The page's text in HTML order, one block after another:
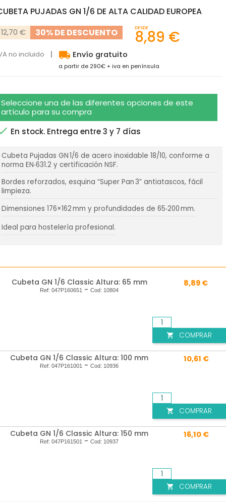
PUJADAS GN 1/6 DE ALTA CALIDAD EUROPEA
12,70 € 30% DE DESCUENTO DESDE
8,89 €
no incluido local_shipping Envío gratuito
a partir de 290€ + iva en península
Seleccione una de las diferentes opciones de este
artículo para su compra
En stock. Entrega entre 3 y 7 días
Cubeta Pujadas GN 1/6 de acero inoxidable 18/10, conforme a
norma EN‑631.2 y certificación NSF.
Bordes reforzados, esquina “Super Pan 3” antiatascos, fácil
limpieza.
Dimensiones 176×162 mm y profundidades de 65‑200 mm.
Ideal para hostelería profesional.
Cubeta GN 1/6 Classic Altura: 65 mm
Ref: 047P160651 - Cod: 10804
8,89 €
 COMPRAR
Cubeta GN 1/6 Classic Altura: 100 mm
Ref: 047P161001 - Cod: 10936
10,61 €
 COMPRAR
Cubeta GN 1/6 Classic Altura: 150 mm
Ref: 047P161501 - Cod: 10937
16,10 €
 COMPRAR